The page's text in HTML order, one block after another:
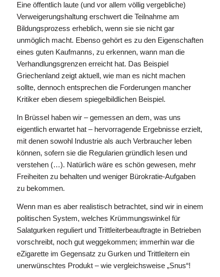
Eine öffentlich laute (und vor allem völlig vergebliche)
Verweigerungshaltung erschwert die Teilnahme am
Bildungsprozess erheblich, wenn sie sie nicht gar
unmöglich macht. Ebenso gehört es zu den Eigenschaften
eines guten Kaufmanns, zu erkennen, wann man die
Verhandlungsgrenzen erreicht hat. Das Beispiel
Griechenland zeigt aktuell, wie man es nicht machen
sollte, dennoch entsprechen die Forderungen mancher
Kritiker eben diesem spiegelbildlichen Beispiel.
In Brüssel haben wir – gemessen an dem, was uns
eigentlich erwartet hat – hervorragende Ergebnisse erzielt,
mit denen sowohl Industrie als auch Verbraucher leben
können, sofern sie die Regularien gründlich lesen und
verstehen (…). Natürlich wäre es schön gewesen, mehr
Freiheiten zu behalten und weniger Bürokratie-Aufgaben
zu bekommen.
Wenn man es aber realistisch betrachtet, sind wir in einem
politischen System, welches Krümmungswinkel für
Salatgurken reguliert und Trittleiterbeauftragte in Betrieben
vorschreibt, noch gut weggekommen; immerhin war die
eZigarette im Gegensatz zu Gurken und Trittleitern ein
unerwünschtes Produkt – wie vergleichsweise „Snus“!